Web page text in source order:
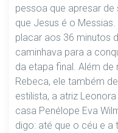
pessoa que apresar de
que Jesus é o
placar aos 36 minutos
caminhava para a
da etapa final. Além
Rebeca, ele também
estilista, a atriz
casa Penélope Eva
digo: até que o céu e a